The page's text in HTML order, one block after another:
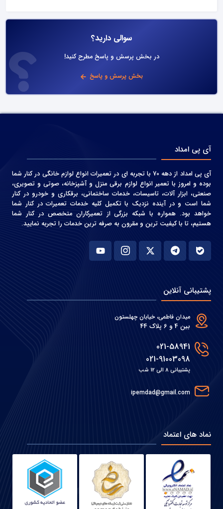
سوالی دارید؟
در بخش پرسش و پاسخ مطرح کنید!
بخش پرسش و پاسخ
آی پی امداد
آی پی امداد از دهه 70 با تجربه ای در تعمیرات انواع لوازم خانگی در کنار شما
بوده و امروز با تعمیر انواع لوازم برقی منزل و آشپزخانه، صوتی و‌ تصویری،
صنعتی، ابزار آلات، تاسیسات، خدمات ساختمانی، برقکاری و خودرو در کنار
شما است و در آینده نزدیک با تکمیل کلیه خدمات تعمیرات در کنار شما
خواهد بود. همواره با شبکه بزرگی از تعمیرکاران متخصص در کنار شما
هستیم، تا با کیفیت ترین و مقرون به صرفه ترین خدمات را تجربه نمایید.
پشتیبانی آنلاین
میدان فاطمی، خیابان چهلستون
بین 4 و 6 پلاک 44
021-58941
021-91003098
پشتیبانی 8 الی 12 شب
ipemdad@gmail.com
نماد های اعتماد